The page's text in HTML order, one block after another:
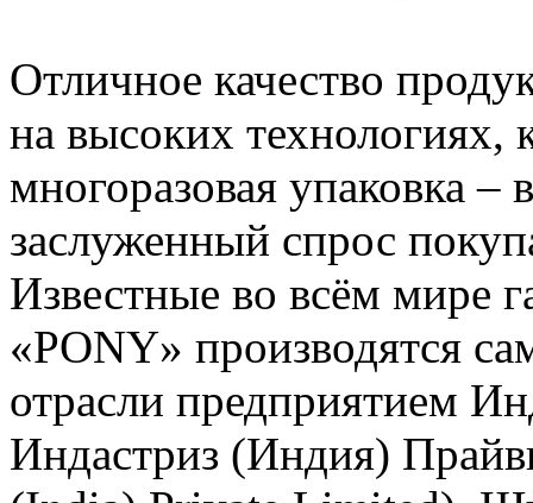
Отличное качество
на высоких технологиях,
многоразовая упаковка –
заслуженный спрос
Известные во всём мире
«PONY» производятся
отрасли предприятием
Индастриз (Индия)